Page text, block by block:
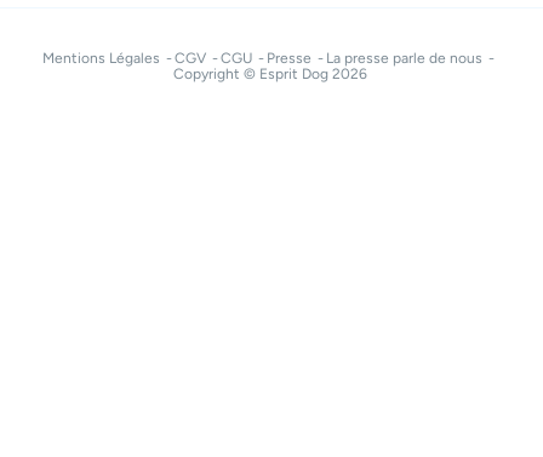
Mentions Légales CGV CGU Presse
La presse parle de nous
Copyright © Esprit Dog 2026